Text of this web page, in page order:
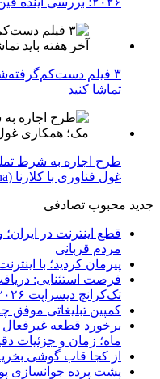
۳ فیلم
تماشا کنید
طرح اجاره به شرط
غول فناوری با کلارنا (Klarna)
جدید محبوب تصادفی
قطع اینترنت در
مردم قربانی
پیرمان کردید؛ با
تک‌کرانچ دیسراپت ۲۰۲۶
کمپین تبلیغاتی موفق
ماه؛ زمان و جزئیات
از کجا قاب گوشی
پشت پرده جوانسازی